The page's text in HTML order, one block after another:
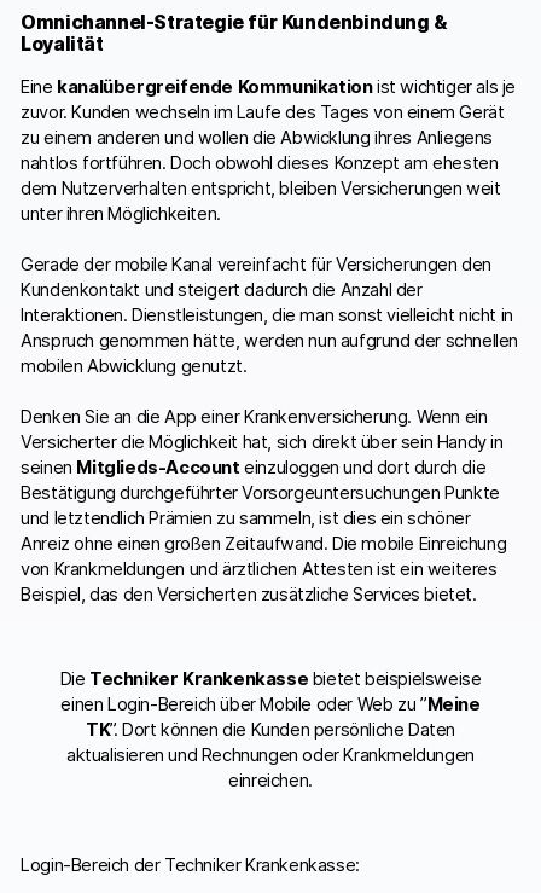
Omnichannel-Strategie für Kundenbindung &
Loyalität
Eine kanalübergreifende Kommunikationist wichtiger als je
zuvor. Kunden wechseln im Laufe des Tages von einem Gerät
zu einem anderen und wollen die Abwicklung ihres Anliegens
nahtlos fortführen. Doch obwohl dieses Konzept am ehesten
dem Nutzerverhalten entspricht, bleiben Versicherungen weit
unter ihren Möglichkeiten.
Gerade der mobile Kanal vereinfacht für Versicherungen den
Kundenkontakt und steigert dadurch die Anzahl der
Interaktionen. Dienstleistungen, die man sonst vielleicht nicht in
Anspruch genommen hätte, werden nun aufgrund der schnellen
mobilen Abwicklung genutzt.
Denken Sie an die App einer Krankenversicherung. Wenn ein
Versicherter die Möglichkeit hat, sich direkt über sein Handy in
seinen Mitglieds-Account einzuloggen und dort durch die
Bestätigung durchgeführter Vorsorgeuntersuchungen Punkte
und letztendlich Prämien zu sammeln, ist dies ein schöner
Anreiz ohne einen großen Zeitaufwand. Die mobile Einreichung
von Krankmeldungen und ärztlichen Attesten ist ein weiteres
Beispiel, das den Versicherten zusätzliche Services bietet.
Die Techniker Krankenkasse bietet beispielsweise
einen Login-Bereich über Mobile oder Web zu ”Meine
TK”. Dort können die Kunden persönliche Daten
aktualisieren und Rechnungen oder Krankmeldungen
einreichen.
Login-Bereich der Techniker Krankenkasse: